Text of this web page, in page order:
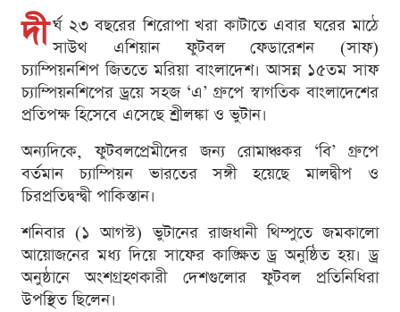
দী র্ঘ ২৩ বছরের শিরোপা খরা কাটাতে এবার ঘরের মাঠে
সাউথ এশিয়ান ফুটবল ফেডারেশন (সাফ)
চ্যাম্পিয়নশিপ জিততে মরিয়া বাংলাদেশ। আসন্ন ১৫তম সাফ
চ্যাম্পিয়নশিপের ড্রয়ে সহজ ‘এ’ গ্রুপে স্বাগতিক বাংলাদেশের
প্রতিপক্ষ হিসেবে এসেছে শ্রীলঙ্কা ও ভুটান।
অন্যদিকে, ফুটবলপ্রেমীদের জন্য রোমাঞ্চকর ‘বি’ গ্রুপে
বর্তমান চ্যাম্পিয়ন ভারতের সঙ্গী হয়েছে মালদ্বীপ ও
চিরপ্রতিদ্বন্দ্বী পাকিস্তান।
শনিবার (১ আগস্ট) ভুটানের রাজধানী থিম্পুতে জমকালো
আয়োজনের মধ্য দিয়ে সাফের কাঙ্ক্ষিত ড্র অনুষ্ঠিত হয়। ড্র
অনুষ্ঠানে অংশগ্রহণকারী দেশগুলোর ফুটবল প্রতিনিধিরা
উপস্থিত ছিলেন।